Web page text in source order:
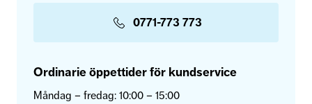
0771-773 773
Ordinarie öppettider för kundservice
Måndag – fredag: 10:00 – 15:00